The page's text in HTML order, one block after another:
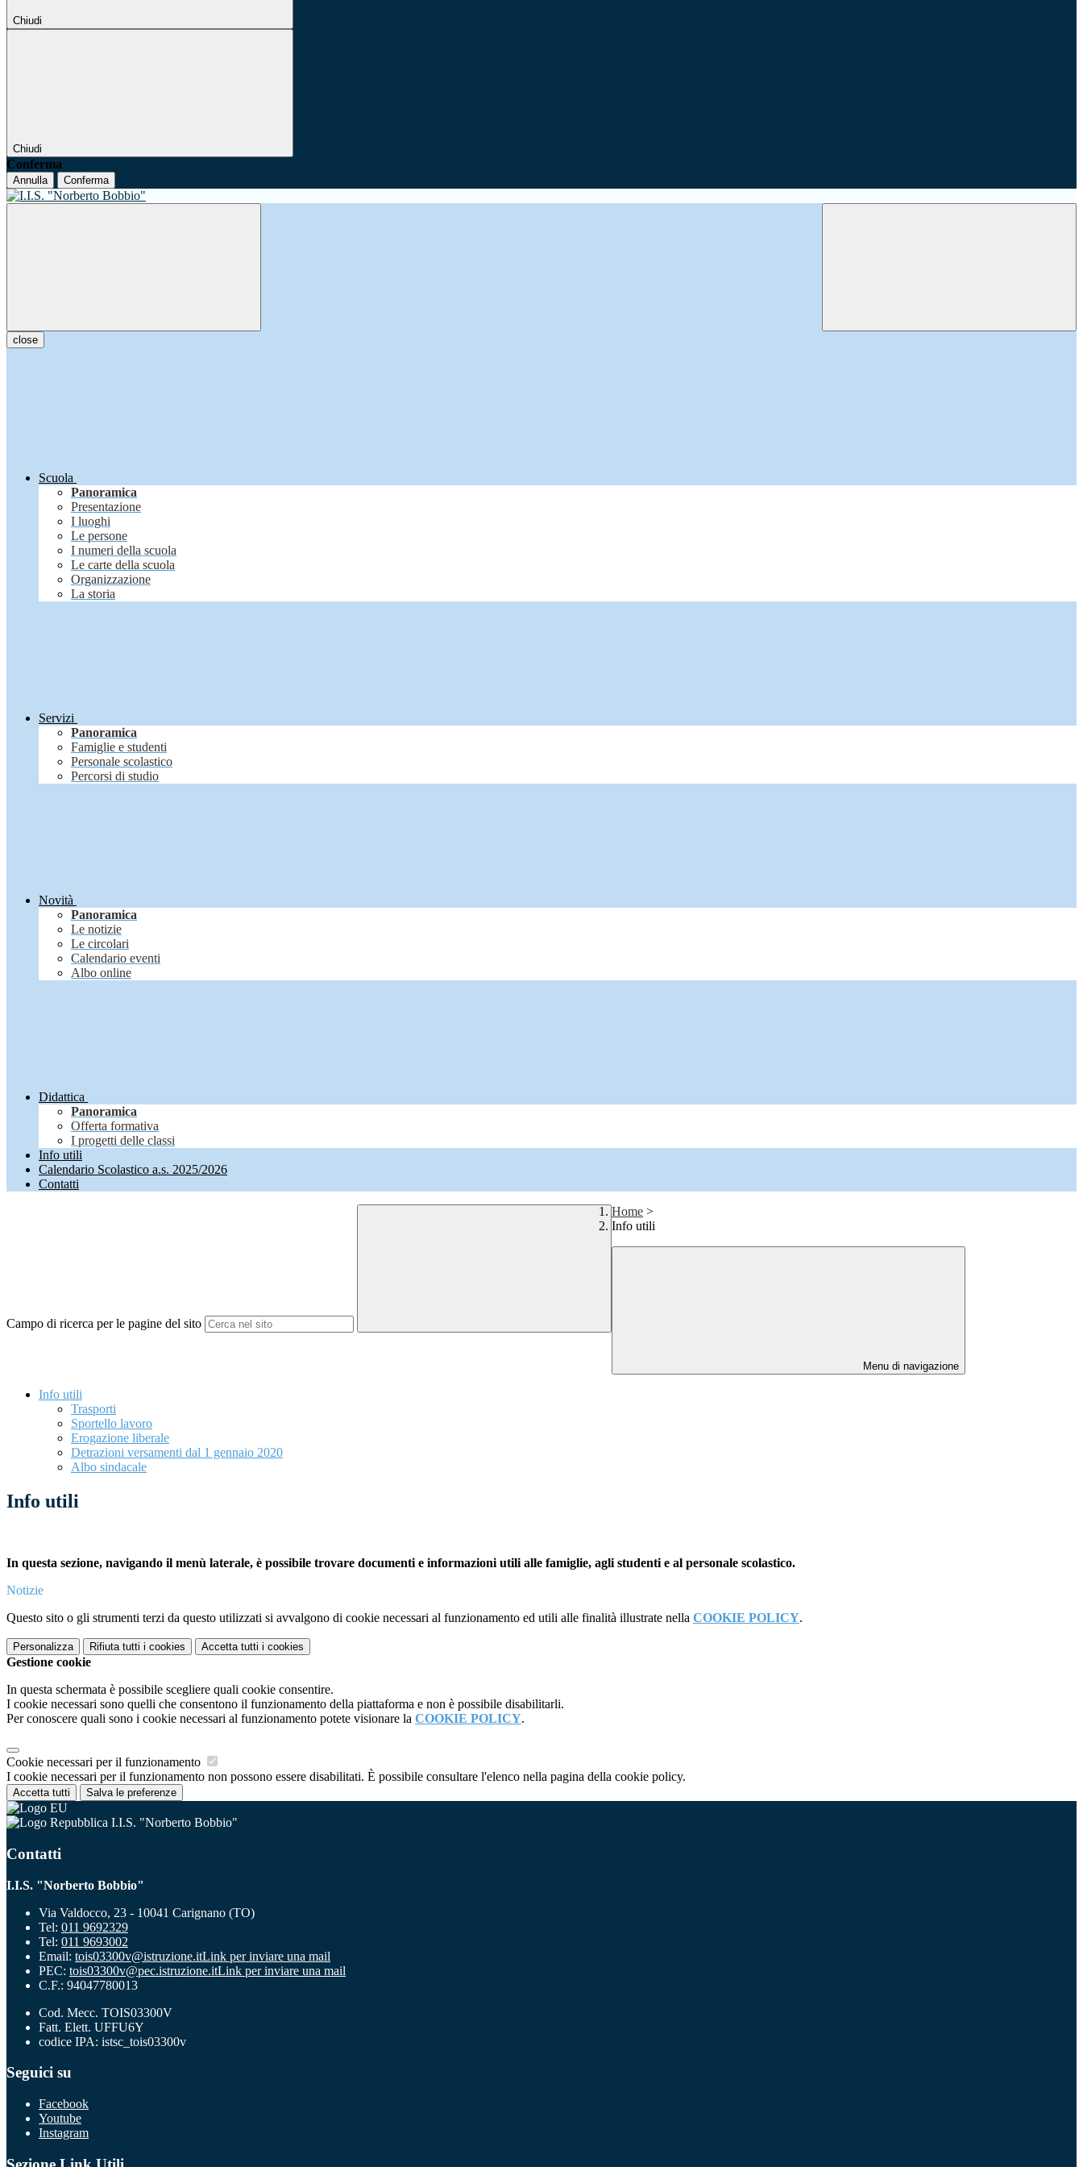
Chiudi
Chiudi
Conferma
Annulla Conferma
close
Scuola
Panoramica
Presentazione
I luoghi
Le persone
I numeri della scuola
Le carte della scuola
Organizzazione
La storia
Servizi
Panoramica
Famiglie e studenti
Personale scolastico
Percorsi di studio
Novità
Panoramica
Le notizie
Le circolari
Calendario eventi
Albo online
Didattica
Panoramica
Offerta formativa
I progetti delle classi
Info utili
Calendario Scolastico a.s. 2025/2026
Contatti
Campo di ricerca per le pagine del sito
Home >
Info utili
Menu di navigazione
Info utili
Trasporti
Sportello lavoro
Erogazione liberale
Detrazioni versamenti dal 1 gennaio 2020
Albo sindacale
Info utili
In questa sezione, navigando il menù laterale, è possibile trovare documenti e informazioni utili alle famiglie, agli studenti e al personale scolastico.
Notizie
Questo sito o gli strumenti terzi da questo utilizzati si avvalgono di cookie necessari al funzionamento ed utili alle finalità illustrate nella COOKIE POLICY.
Personalizza Rifiuta tutti i cookies Accetta tutti i cookies
Gestione cookie
In questa schermata è possibile scegliere quali cookie consentire.
I cookie necessari sono quelli che consentono il funzionamento della piattaforma e non è possibile disabilitarli.
Per conoscere quali sono i cookie necessari al funzionamento potete visionare la COOKIE POLICY.
Cookie necessari per il funzionamento
I cookie necessari per il funzionamento non possono essere disabilitati. È possibile consultare l'elenco nella pagina della cookie policy.
Accetta tutti Salva le preferenze
I.I.S. "Norberto Bobbio"
Contatti
I.I.S. "Norberto Bobbio"
Via Valdocco, 23 - 10041 Carignano (TO)
Tel: 011 9692329
Tel: 011 9693002
Email: tois03300v@istruzione.itLink per inviare una mail
PEC: tois03300v@pec.istruzione.itLink per inviare una mail
C.F.: 94047780013
Cod. Mecc. TOIS03300V
Fatt. Elett. UFFU6Y
codice IPA: istsc_tois03300v
Seguici su
Facebook
Youtube
Instagram